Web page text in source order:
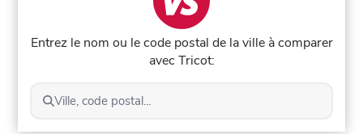
Entrez le nom ou le code postal de la ville à comparer
avec Tricot:
Ville, code postal...